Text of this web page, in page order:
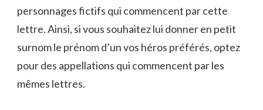
personnages fictifs qui commencent par cette
lettre. Ainsi, si vous souhaitez lui donner en petit
surnom le prénom d’un vos héros préférés, optez
pour des appellations qui commencent par les
mêmes lettres.